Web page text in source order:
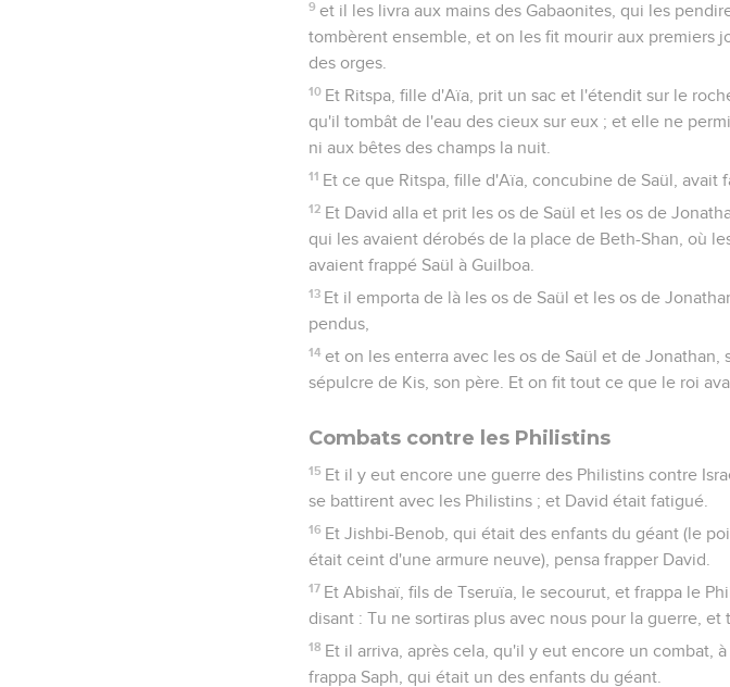
9 et il les livra aux mains des Gabaonites, qui les
tombèrent ensemble, et on les fit mourir aux premiers
des orges.
10 Et Ritspa, fille d'Aïa, prit un sac et l'étendit sur le
qu'il tombât de l'eau des cieux sur eux ; et elle ne
ni aux bêtes des champs la nuit.
11 Et ce que Ritspa, fille d'Aïa, concubine de Saül, avait
12 Et David alla et prit les os de Saül et les os de
qui les avaient dérobés de la place de Beth-Shan, où
avaient frappé Saül à Guilboa.
13 Et il emporta de là les os de Saül et les os de
pendus,
14 et on les enterra avec les os de Saül et de Jonathan,
sépulcre de Kis, son père. Et on fit tout ce que le roi
Combats contre les Philistins
15 Et il y eut encore une guerre des Philistins contre
se battirent avec les Philistins ; et David était fatigué.
16 Et Jishbi-Benob, qui était des enfants du géant (le
était ceint d'une armure neuve), pensa frapper David.
17 Et Abishaï, fils de Tseruïa, le secourut, et frappa le
disant : Tu ne sortiras plus avec nous pour la guerre, et
18 Et il arriva, après cela, qu'il y eut encore un combat,
frappa Saph, qui était un des enfants du géant.